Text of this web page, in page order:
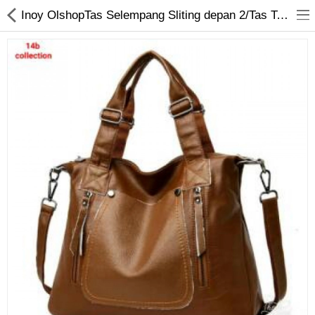
Kecantikan
Kesehatan
Mainan
Makanan & Minuman
Pakaian Anak
Inoy OlshopTas Selempang Sliting depan 2/Tas Tali Panjang/Tas Jinjing